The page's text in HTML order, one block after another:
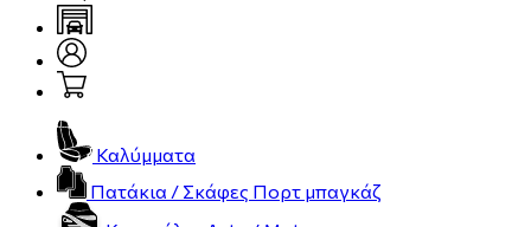
Καλύμματα
Πατάκια / Σκάφες Πορτ μπαγκάζ